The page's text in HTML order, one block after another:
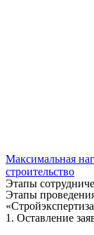
Максимальная
строительство
Этапы
Этапы
1. Оставление